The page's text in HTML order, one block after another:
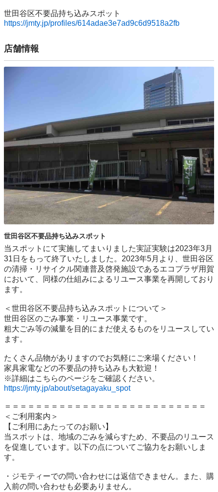
https://jmty.jp/profiles/614adae3e7ad9c6d9518a2fb
店舗情報
世田谷区不要品持ち込みスポット
当スポットにて実施してまいりました実証実験は2023年3月
31日をもって終了いたしました。2023年5月より、世田谷区
の清掃・リサイクル関連普及啓発施設であるエコプラザ用賀
において、同様の仕組みによるリユース事業を再開しており
ます。
＜世田谷区不要品持ち込みスポットについて＞
世⽥⾕区のごみ事業・リユース事業です。
粗⼤ごみ等の減量を⽬的にまだ使えるものをリユースしてい
ます。
たくさん品物がありますのでお気軽にご来場ください！
家具家電などの不要品の持ち込みも大歓迎！
https://jmty.jp/about/setagayaku_spot
＝＝＝＝＝＝＝＝＝＝＝＝＝＝＝＝＝＝＝＝＝＝＝＝＝＝
＜ご利用案内＞
【ご利用にあたってのお願い】
当スポットは、地域のごみを減らすため、不要品のリユース
を促進しています。以下の点についてご協力をお願いしま
す。
・ジモティーでの問い合わせには返信できません。また、購
入前の問い合わせも必要ありません。